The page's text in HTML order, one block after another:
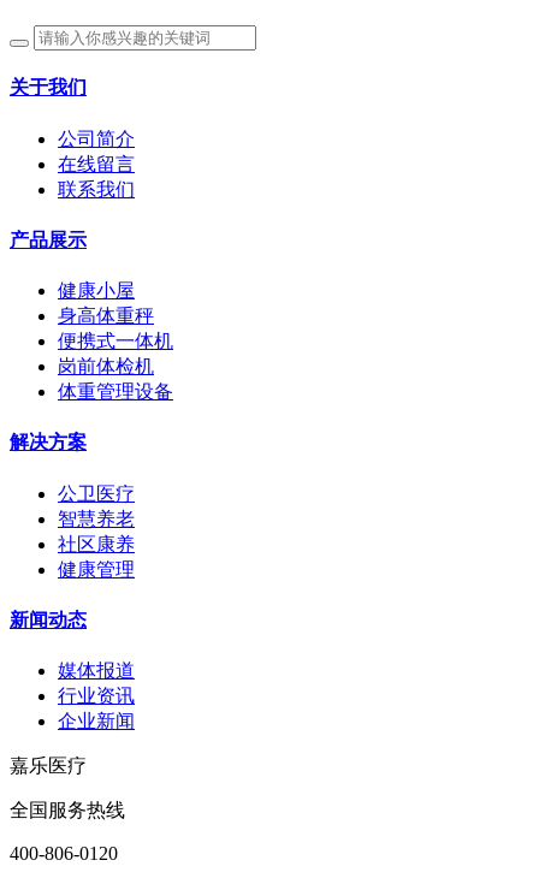
关于我们
公司简介
在线留言
联系我们
产品展示
健康小屋
身高体重秤
便携式一体机
岗前体检机
体重管理设备
解决方案
公卫医疗
智慧养老
社区康养
健康管理
新闻动态
媒体报道
行业资讯
企业新闻
嘉乐医疗
全国服务热线
400-806-0120